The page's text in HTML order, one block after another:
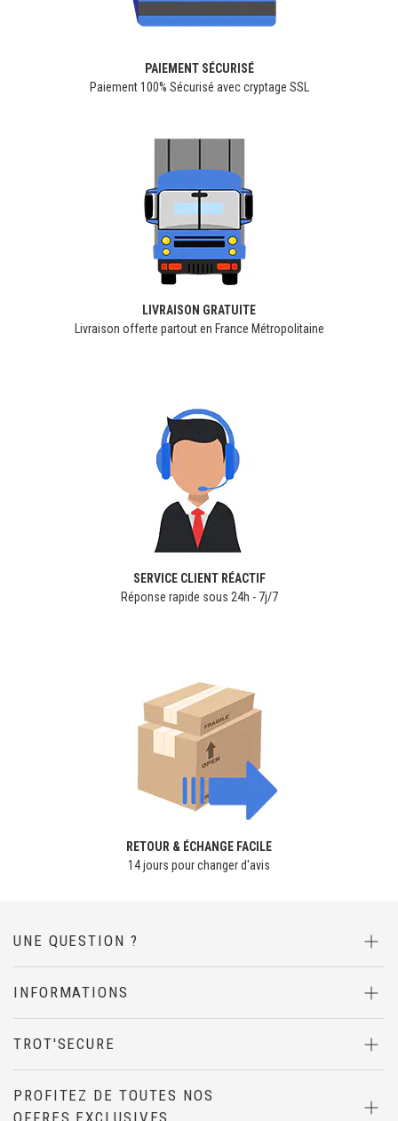
PAIEMENT SÉCURISÉ
Paiement 100% Sécurisé avec cryptage SSL
LIVRAISON GRATUITE
Livraison offerte partout en France Métropolitaine
SERVICE CLIENT RÉACTIF
Réponse rapide sous 24h - 7j/7
RETOUR & ÉCHANGE FACILE
14 jours pour changer d'avis
UNE QUESTION ?
INFORMATIONS
TROT'SECURE
PROFITEZ DE TOUTES NOS